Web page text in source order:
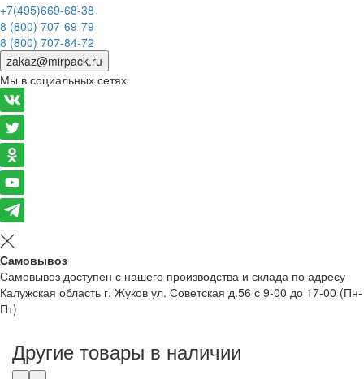
+7(495)669-68-38
8 (800) 707-69-79
8 (800) 707-84-72
zakaz@mirpack.ru
Мы в социальных сетях
Самовывоз
Самовывоз доступен с нашего производства и склада по адресу
Калужская область г. Жуков ул. Советская д.56 с 9-00 до 17-00 (Пн-
Пт)
Другие товары в наличии